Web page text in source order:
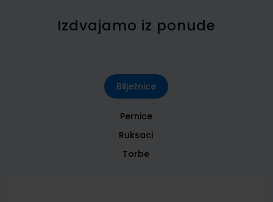
Izdvajamo iz ponude
Bilježnice
Pernice
Ruksaci
Torbe